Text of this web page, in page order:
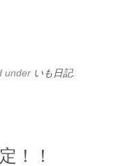
under いも日記.
！！